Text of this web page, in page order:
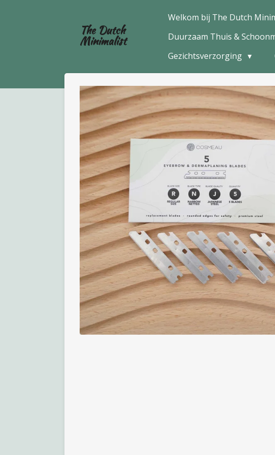
The Dutch
Minimalist
Welkom bij The Dutch
Duurzaam Thuis &
Gezichtsverzorging